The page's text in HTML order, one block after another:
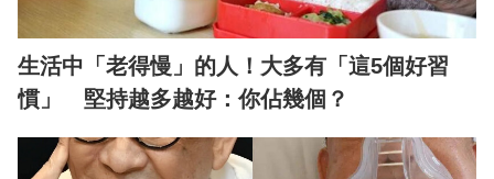
生活中「老得慢」的人！大多有「這5個好習
慣」 堅持越多越好：你佔幾個？